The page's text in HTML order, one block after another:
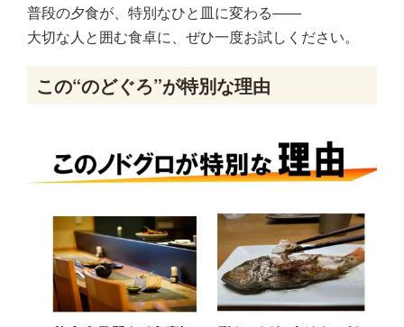
普段の夕食が、特別なひと皿に変わる――
大切な人と囲む食卓に、ぜひ一度お試しください。
この“のどぐろ”が特別な理由